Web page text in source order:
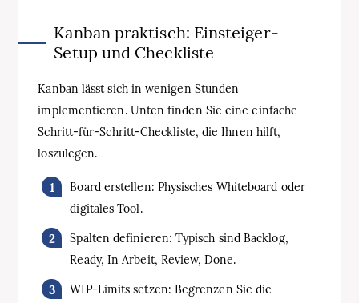
Kanban praktisch: Einsteiger-
Setup und Checkliste
Kanban lässt sich in wenigen Stunden
implementieren. Unten finden Sie eine einfache
Schritt-für-Schritt-Checkliste, die Ihnen hilft,
loszulegen.
Board erstellen: Physisches Whiteboard oder
digitales Tool.
Spalten definieren: Typisch sind Backlog,
Ready, In Arbeit, Review, Done.
WIP-Limits setzen: Begrenzen Sie die